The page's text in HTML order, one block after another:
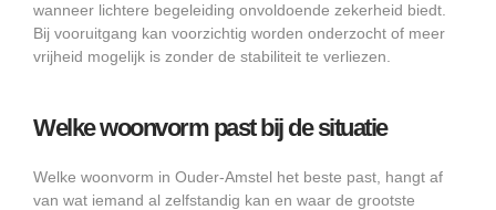
wanneer lichtere begeleiding onvoldoende zekerheid biedt.
Bij vooruitgang kan voorzichtig worden onderzocht of meer
vrijheid mogelijk is zonder de stabiliteit te verliezen.
Welke woonvorm past bij de situatie
Welke woonvorm in Ouder-Amstel het beste past, hangt af
van wat iemand al zelfstandig kan en waar de grootste